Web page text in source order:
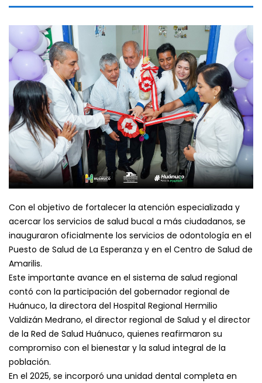
Con el objetivo de fortalecer la atención especializada y
acercar los servicios de salud bucal a más ciudadanos, se
inauguraron oficialmente los servicios de odontología en el
Puesto de Salud de La Esperanza y en el Centro de Salud de
Amarilis.
Este importante avance en el sistema de salud regional
contó con la participación del gobernador regional de
Huánuco, la directora del Hospital Regional Hermilio
Valdizán Medrano, el director regional de Salud y el director
de la Red de Salud Huánuco, quienes reafirmaron su
compromiso con el bienestar y la salud integral de la
población.
En el 2025, se incorporó una unidad dental completa en